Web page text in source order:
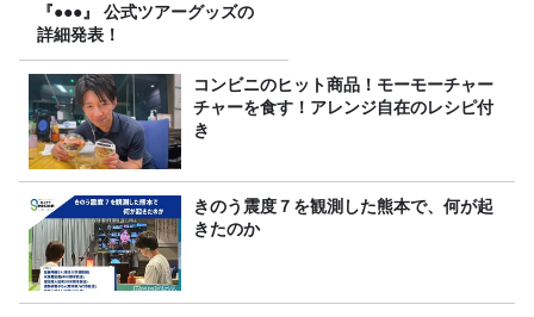
『●●●』 公式ツアーグッズの
詳細発表！
コンビニのヒット商品！モーモーチャー
チャーを食す！アレンジ自在のレシピ付
き
きのう震度７を観測した熊本で、何が起
きたのか